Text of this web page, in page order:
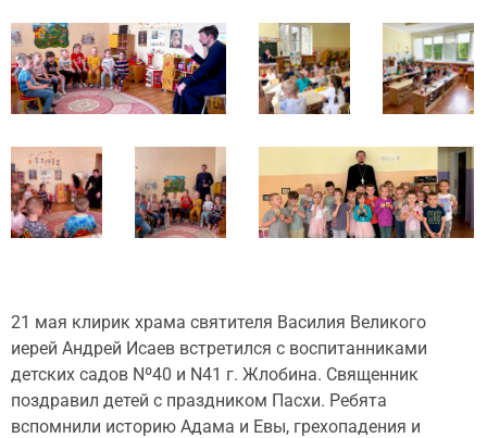
21 мая клирик храма святителя Василия Великого
иерей Андрей Исаев встретился с воспитанниками
детских садов Nº40 и N41 г. Жлобина. Священник
поздравил детей с праздником Пасхи. Ребята
вспомнили историю Адама и Евы, грехопадения и